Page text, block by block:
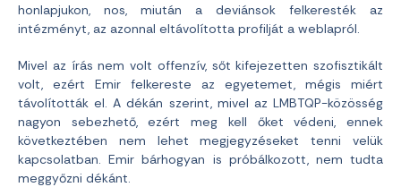
honlapjukon, nos, miután a deviánsok felkeresték az
intézményt, az azonnal eltávolította profilját a weblapról.
Mivel az írás nem volt offenzív, sőt kifejezetten szofisztikált
volt, ezért Emir felkereste az egyetemet, mégis miért
távolították el. A dékán szerint, mivel az LMBTQP-közösség
nagyon sebezhető, ezért meg kell őket védeni, ennek
következtében nem lehet megjegyzéseket tenni velük
kapcsolatban. Emir bárhogyan is próbálkozott, nem tudta
meggyőzni dékánt.